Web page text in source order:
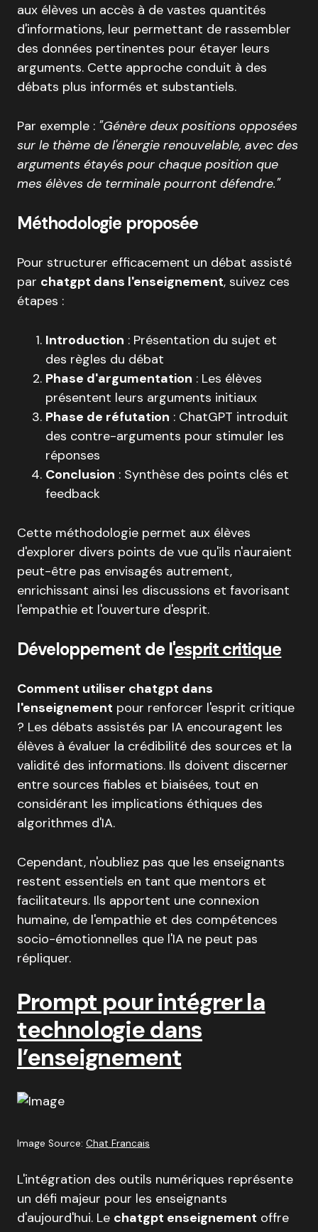
aux élèves un accès à de vastes quantités
d'informations, leur permettant de rassembler
des données pertinentes pour étayer leurs
arguments. Cette approche conduit à des
débats plus informés et substantiels.
Par exemple : "Génère deux positions opposées
sur le thème de l'énergie renouvelable, avec des
arguments étayés pour chaque position que
mes élèves de terminale pourront défendre."
Méthodologie proposée
Pour structurer efficacement un débat assisté
par chatgpt dans l'enseignement, suivez ces
étapes :
Introduction : Présentation du sujet et
des règles du débat
Phase d'argumentation : Les élèves
présentent leurs arguments initiaux
Phase de réfutation : ChatGPT introduit
des contre-arguments pour stimuler les
réponses
Conclusion : Synthèse des points clés et
feedback
Cette méthodologie permet aux élèves
d'explorer divers points de vue qu'ils n'auraient
peut-être pas envisagés autrement,
enrichissant ainsi les discussions et favorisant
l'empathie et l'ouverture d'esprit.
Développement de l'esprit critique
Comment utiliser chatgpt dans
l'enseignement pour renforcer l'esprit critique
? Les débats assistés par IA encouragent les
élèves à évaluer la crédibilité des sources et la
validité des informations. Ils doivent discerner
entre sources fiables et biaisées, tout en
considérant les implications éthiques des
algorithmes d'IA.
Cependant, n'oubliez pas que les enseignants
restent essentiels en tant que mentors et
facilitateurs. Ils apportent une connexion
humaine, de l'empathie et des compétences
socio-émotionnelles que l'IA ne peut pas
répliquer.
Prompt pour intégrer la
technologie dans
l’enseignement
Image Source: Chat Francais
L'intégration des outils numériques représente
un défi majeur pour les enseignants
d'aujourd'hui. Le chatgpt enseignement offre